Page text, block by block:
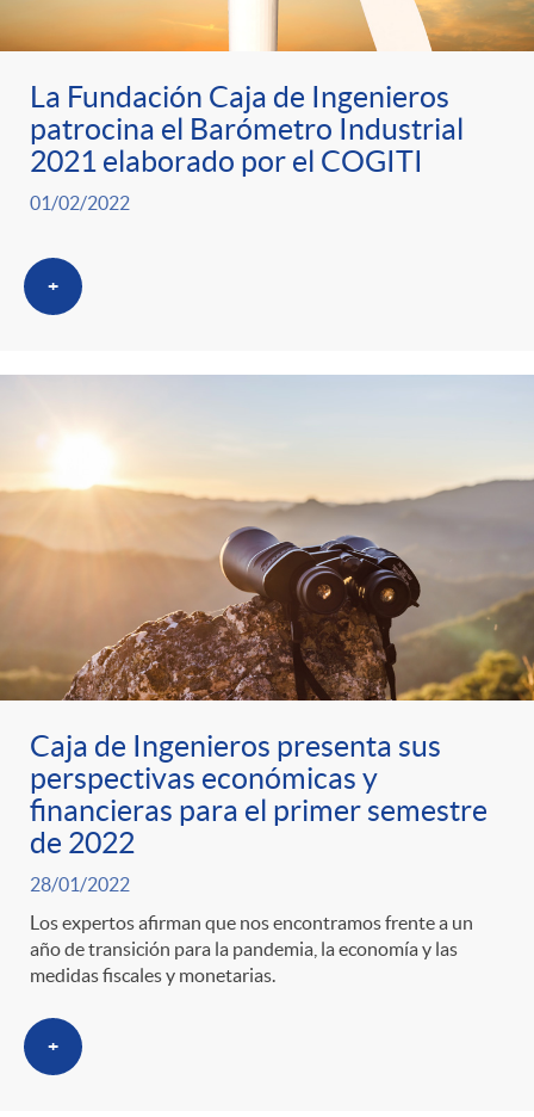
r
a
S
a
l
a
d
e
p
r
e
n
s
a
n
p
r
c
a
t
e
g
o
r
í
a
s
e
n
d
o
A
n
c
l
a
F
i
l
t
l
c
a
d
o
r
d
e
c
o
n
t
e
n
La Fundación Caja de Ingenieros
patrocina el Barómetro Industrial
2021 elaborado por el COGITI
01/02/2022
+
Caja de Ingenieros presenta sus
perspectivas económicas y
financieras para el primer semestre
de 2022
28/01/2022
Los expertos afirman que nos encontramos frente a un
año de transición para la pandemia, la economía y las
medidas fiscales y monetarias.
+